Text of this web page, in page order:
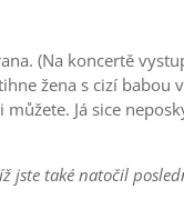
(Na koncertě
žena s cizí babou
Já sice
jste také natočil